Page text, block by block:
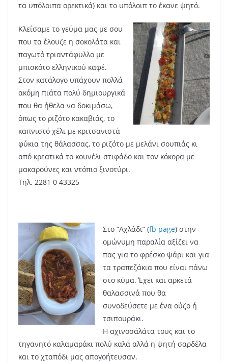
τα υπόλοιπα ορεκτικά) και το υπόλοιπ το έκανε ψητό.
Κλείσαμε το γεύμα μας με σου
που τα έλουζε η σοκολάτα και
παγωτό τριαντάφυλλο με
μπισκότο ελληνικού καφέ.
Στον κατάλογο υπάχουν πολλά
ακόμη πιάτα πολύ δημιουργικά
που θα ήθελα να δοκιμάσω,
όπως το ριζότο κακαβιάς, το
καπνιστό χέλι με κριτσανιστά
φύκια της θάλασσας, το ριζότο με μελάνι σουπιάς κι
από κρεατικά το κουνέλι στιφάδο και τον κόκορα με
μακαρούνες και ντόπιο ξινοτύρι.
Τηλ. 2281 0 43325
Στο “Αχλάδι” (fb page) στην
ομώνυμη παραλία αξίζει να
πας για το φρέσκο ψάρι και για
τα τραπεζάκια που είναι πάνω
στο κύμα. Έχει και αρκετά
θαλασσινά που θα
συνοδεύσετε με ένα ούζο ή
τσιπουράκι.
Η αχινοσάλάτα τους και το
τηγανητό καλαμαράκι πολύ καλά αλλά η ψητή σαρδέλα
και το χταπόδι μας απογοήτευσαν.